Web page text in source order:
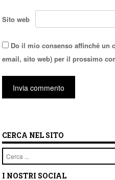
Sito web
Do il mio consenso affinché un
email, sito web) per il prossimo
CERCA NEL SITO
Cerca
I NOSTRI SOCIAL